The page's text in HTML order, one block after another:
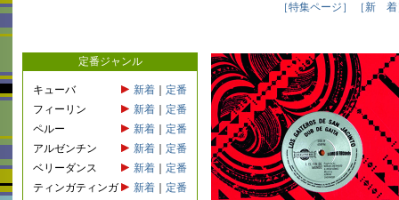
［特集ページ］ ［新 着
定番ジャンル
キューバ 新着
定番
フィーリン
新着
定番
ペルー
新着
定番
アルゼンチン
新着
定番
ベリーダンス
新着
定番
ティンガティンガ
新着
定番